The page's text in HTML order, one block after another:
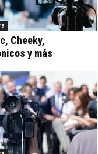
Cheeky,
y más